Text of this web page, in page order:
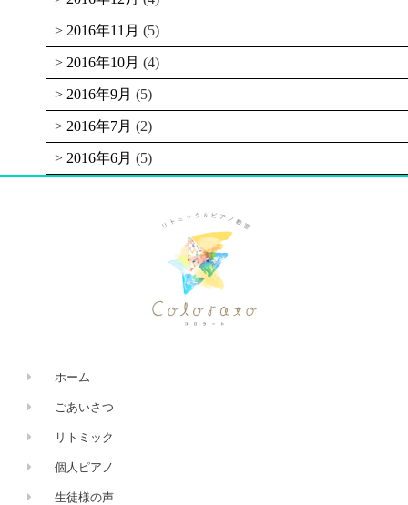
2016年11月 (5)
2016年10月 (4)
2016年9月 (5)
2016年7月 (2)
2016年6月 (5)
ホーム
ごあいさつ
リトミック
個人ピアノ
生徒様の声